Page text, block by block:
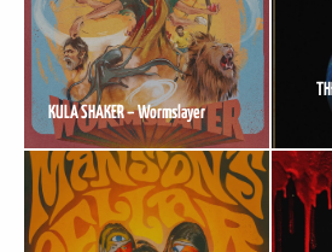
KULA SHAKER – Wormslayer